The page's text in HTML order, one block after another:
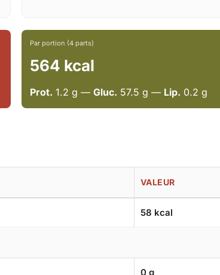
Par portion (4 parts)
564 kcal
Prot. 1.2 g —Gluc. 57.5 g — Lip. 0.2 g
VALEUR
58 kcal
0 g